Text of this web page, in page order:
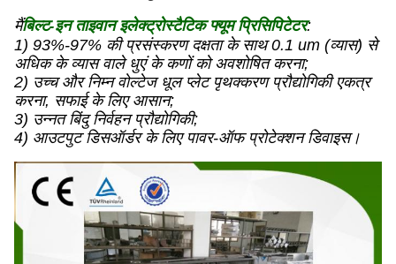
मैंबिल्ट-इन ताइवान इलेक्ट्रोस्टैटिक फ्यूम प्रिसिपिटेटर:
1) 93%-97% की प्रसंस्करण दक्षता के साथ 0.1 um (व्यास) से
अधिक के व्यास वाले धुएं के कणों को अवशोषित करना;
2) उच्च और निम्न वोल्टेज धूल प्लेट पृथक्करण प्रौद्योगिकी एकत्र
करना, सफाई के लिए आसान;
3) उन्नत बिंदु निर्वहन प्रौद्योगिकी;
4) आउटपुट डिसऑर्डर के लिए पावर-ऑफ प्रोटेक्शन डिवाइस।